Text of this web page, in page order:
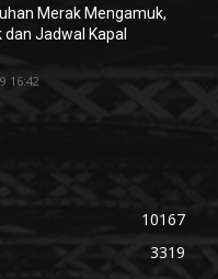
Merak Mengamuk,
dan Jadwal Kapal
16:42
10167
3319